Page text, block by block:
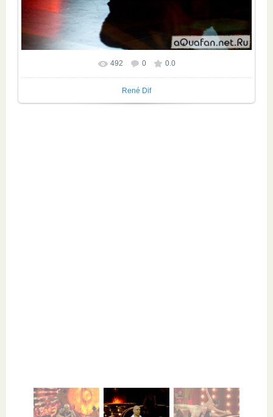
492 0 0.0
René Dif